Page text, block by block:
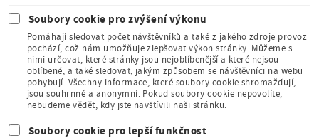
Člen Mezinárodního
sdružení pro dětskou
knihu
Soubory cookie pro zvýšení výkonu
Pomáhají sledovat počet návštěvníků a také z jakého zdroje provoz
pochází, což nám umožňuje zlepšovat výkon stránky. Můžeme s
nimi určovat, které stránky jsou nejoblíbenější a které nejsou
oblíbené, a také sledovat, jakým způsobem se návštěvníci na webu
pohybují. Všechny informace, které soubory cookie shromažďují,
jsou souhrnné a anonymní. Pokud soubory cookie nepovolíte,
nebudeme vědět, kdy jste navštívili naši stránku.
Soubory cookie pro lepší funkčnost